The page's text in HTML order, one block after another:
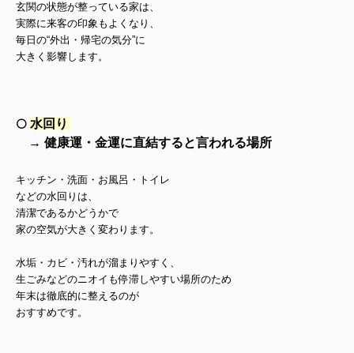
玄関の状態が整っている家は、
実際に来客の印象もよくなり、
毎日の“外出・帰宅の気分”に
大きく影響します。
⚪️ 水回り
→ 健康運・金運に直結すると言われる場所
キッチン・洗面・お風呂・トイレ
などの水回りは、
清潔であるかどうかで
家の空気が大きく変わります。
水垢・カビ・汚れが溜まりやすく、
生ごみなどのニオイも停滞しやすい場所のため
年末は徹底的に整えるのが
おすすめです。